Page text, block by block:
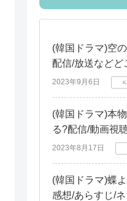
(韓国ドラマ)空
配信/放送などど
2023年9月6日
(韓国ドラマ)本
る?配信/動画視
2023年8月17日
(韓国ドラマ)蝶
感想/あらすじ/